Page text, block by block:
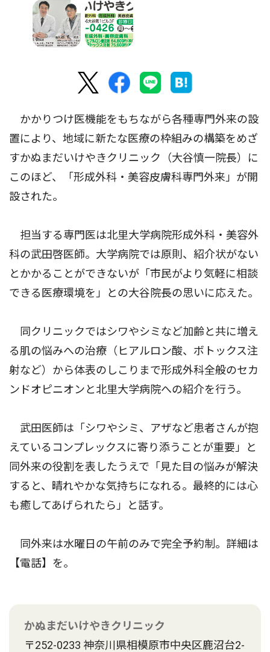
かかりつけ医機能をもちながら各種専門外来の設
置により、地域に新たな医療の枠組みの構築をめざ
すかぬまだいけやきクリニック（大谷慎一院長）に
このほど、「形成外科・美容皮膚科専門外来」が開
設された。
担当する専門医は北里大学病院形成外科・美容外
科の武田啓医師。大学病院では原則、紹介状がない
とかかることができないが「市民がより気軽に相談
できる医療環境を」との大谷院長の思いに応えた。
同クリニックではシワやシミなど加齢と共に増え
る肌の悩みへの治療（ヒアルロン酸、ボトックス注
射など）から体表のしこりまで形成外科全般のセカ
ンドオピニオンと北里大学病院への紹介を行う。
武田医師は「シワやシミ、アザなど患者さんが抱
えているコンプレックスに寄り添うことが重要」と
同外来の役割を表したうえで「見た目の悩みが解決
すると、晴れやかな気持ちになれる。最終的には心
も癒してあげられたら」と話す。
同外来は水曜日の午前のみで完全予約制。詳細は
【電話】を。
かぬまだいけやきクリニック
〒252-0233 神奈川県相模原市中央区鹿沼台2-